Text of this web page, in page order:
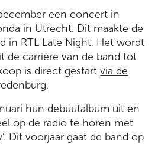
een concert in
in Utrecht. Dit maakte de
in RTL Late Night. Het wordt
de carrière van de band tot
is direct gestartvia de
hun debuutalbum uit en
op de radio te horen met
Dit voorjaar gaat de band op